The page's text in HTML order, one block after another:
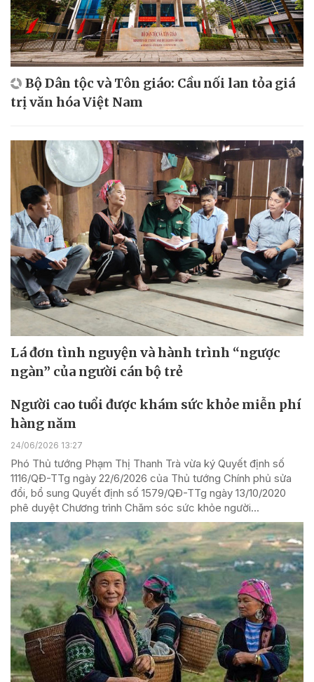
Bộ Dân tộc và Tôn giáo: Cầu nối lan tỏa giá
trị văn hóa Việt Nam
Lá đơn tình nguyện và hành trình “ngược
ngàn” của người cán bộ trẻ
Người cao tuổi được khám sức khỏe miễn phí
hàng năm
24/06/2026 13:27
Phó Thủ tướng Phạm Thị Thanh Trà vừa ký Quyết định số
1116/QĐ-TTg ngày 22/6/2026 của Thủ tướng Chính phủ sửa
đổi, bổ sung Quyết định số 1579/QĐ-TTg ngày 13/10/2020
phê duyệt Chương trình Chăm sóc sức khỏe người...